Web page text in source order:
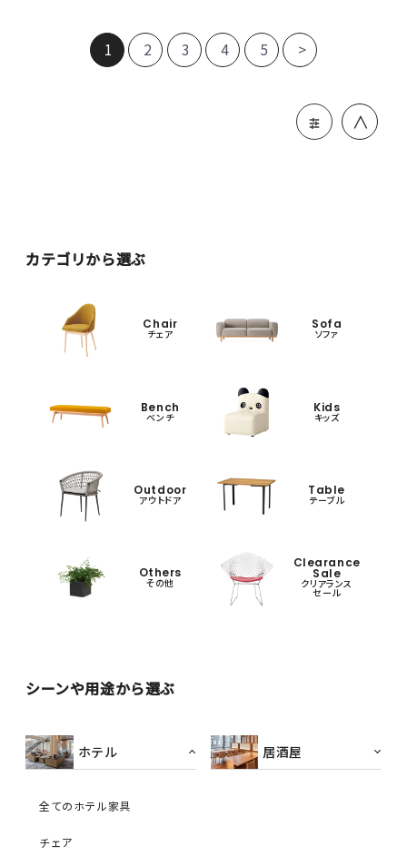
1 2 3 4 5 >
＞
カテゴリから選ぶ
Chair
チェア
Sofa
ソファ
Bench
ベンチ
Kids
キッズ
Outdoor
アウトドア
Table
テーブル
Others
その他
Clearance
Sale
クリアランス
セール
シーンや用途から選ぶ
ホテル
全てのホテル家具
チェア
居酒屋